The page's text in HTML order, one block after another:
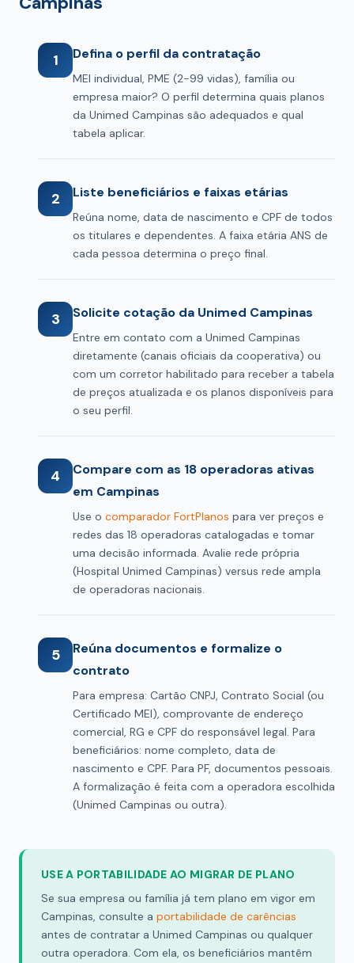
1 Defina o perfil da contratação
MEI individual, PME (2-99 vidas), família ou
empresa maior? O perfil determina quais planos
da Unimed Campinas são adequados e qual
tabela aplicar.
2 Liste beneficiários e faixas etárias
Reúna nome, data de nascimento e CPF de todos
os titulares e dependentes. A faixa etária ANS de
cada pessoa determina o preço final.
3 Solicite cotação da Unimed Campinas
Entre em contato com a Unimed Campinas
diretamente (canais oficiais da cooperativa) ou
com um corretor habilitado para receber a tabela
de preços atualizada e os planos disponíveis para
o seu perfil.
4
Compare com as 18 operadoras ativas
em Campinas
Use o comparador FortPlanos para ver preços e
redes das 18 operadoras catalogadas e tomar
uma decisão informada. Avalie rede própria
(Hospital Unimed Campinas) versus rede ampla
de operadoras nacionais.
5
Reúna documentos e formalize o
contrato
Para empresa: Cartão CNPJ, Contrato Social (ou
Certificado MEI), comprovante de endereço
comercial, RG e CPF do responsável legal. Para
beneficiários: nome completo, data de
nascimento e CPF. Para PF, documentos pessoais.
A formalização é feita com a operadora escolhida
(Unimed Campinas ou outra).
USE A PORTABILIDADE AO MIGRAR DE PLANO
Se sua empresa ou família já tem plano em vigor em
Campinas, consulte a portabilidade de carências
antes de contratar a Unimed Campinas ou qualquer
outra operadora. Com ela, os beneficiários mantêm